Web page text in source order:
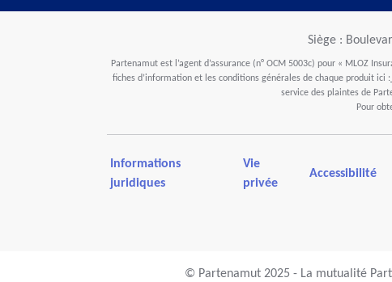
Siège :
Partenamut est l’agent d’assurance (n° OCM 5003c) pour « MLOZ
fiches d’information et les conditions générales de chaque produit ici :
service des plaintes de
Pour
Informations
juridiques
Vie
privée
Accessibilité
© Partenamut 2025 - La mutualité